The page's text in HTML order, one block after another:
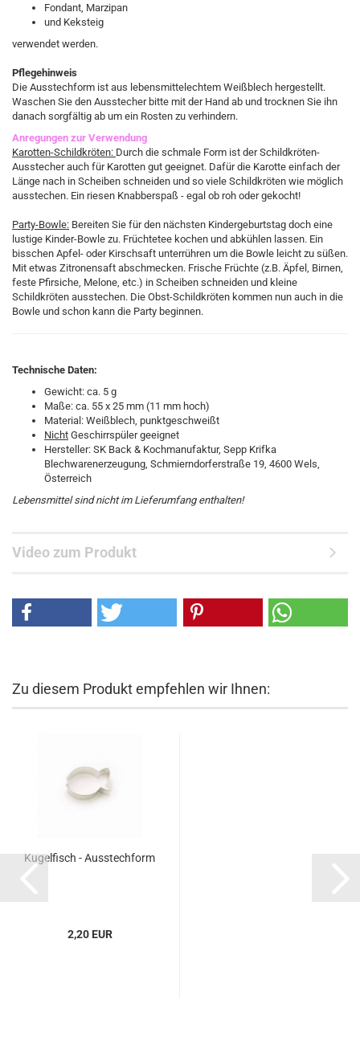
Fondant, Marzipan
und Keksteig
verwendet werden.
Pflegehinweis
Die Ausstechform ist aus lebensmittelechtem Weißblech hergestellt.
Waschen Sie den Ausstecher bitte mit der Hand ab und trocknen Sie ihn
danach sorgfältig ab um ein Rosten zu verhindern.
Anregungen zur Verwendung
Karotten-Schildkröten: Durch die schmale Form ist der Schildkröten-
Ausstecher auch für Karotten gut geeignet. Dafür die Karotte einfach der
Länge nach in Scheiben schneiden und so viele Schildkröten wie möglich
ausstechen. Ein riesen Knabberspaß - egal ob roh oder gekocht!
Party-Bowle: Bereiten Sie für den nächsten Kindergeburtstag doch eine
lustige Kinder-Bowle zu. Früchtetee kochen und abkühlen lassen. Ein
bisschen Apfel- oder Kirschsaft unterrühren um die Bowle leicht zu süßen.
Mit etwas Zitronensaft abschmecken. Frische Früchte (z.B. Äpfel, Birnen,
feste Pfirsiche, Melone, etc.) in Scheiben schneiden und kleine
Schildkröten ausstechen. Die Obst-Schildkröten kommen nun auch in die
Bowle und schon kann die Party beginnen.
Technische Daten:
Gewicht: ca. 5 g
Maße: ca. 55 x 25 mm (11 mm hoch)
Material: Weißblech, punktgeschweißt
Nicht Geschirrspüler geeignet
Hersteller: SK Back & Kochmanufaktur, Sepp Krifka
Blechwarenerzeugung, Schmierndorferstraße 19, 4600 Wels,
Österreich
Lebensmittel sind nicht im Lieferumfang enthalten!
Video zum Produkt
Zu diesem Produkt empfehlen wir Ihnen:
Kugelfisch - Ausstechform
2,20 EUR